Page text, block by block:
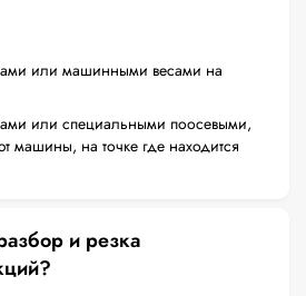
или машинными весами на
или специальными поосевыми,
машины, на точке где находится
и резка